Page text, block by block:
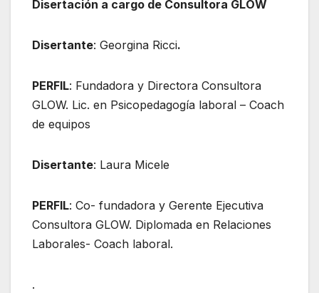
Disertación a cargo de Consultora GLOW
Disertante: Georgina Ricci.
PERFIL: Fundadora y Directora Consultora
GLOW. Lic. en Psicopedagogía laboral – Coach
de equipos
Disertante: Laura Micele
PERFIL: Co- fundadora y Gerente Ejecutiva
Consultora GLOW. Diplomada en Relaciones
Laborales- Coach laboral.
.